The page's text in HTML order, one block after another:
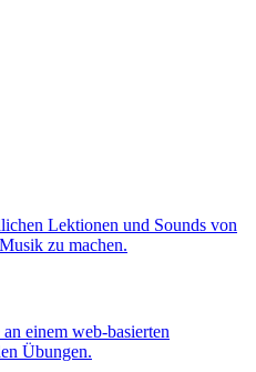
Lektionen und Sounds von
zu machen.
einem web-basierten
Übungen.